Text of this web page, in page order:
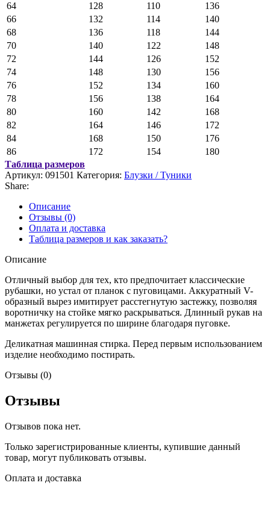
64
128 110
136
66
132 114
140
68
136 118
144
70
140 122
148
72
144 126
152
74
148 130
156
76
152 134
160
78
156 138
164
80
160 142
168
82
164 146
172
84
168 150
176
86
172 154
180
Таблица размеров
Артикул: 091501 Категория: Блузки / Туники
Share:
Описание
Отзывы (0)
Оплата и доставка
Таблица размеров и как заказать?
Описание
Отличный выбор для тех, кто предпочитает классические
рубашки, но устал от планок с пуговицами. Аккуратный V-
образный вырез имитирует расстегнутую застежку, позволяя
воротничку на стойке мягко раскрываться. Длинный рукав на
манжетах регулируется по ширине благодаря пуговке.
Деликатная машинная стирка. Перед первым использованием
изделие необходимо постирать.
Отзывы (0)
Отзывы
Отзывов пока нет.
Только зарегистрированные клиенты, купившие данный
товар, могут публиковать отзывы.
Оплата и доставка